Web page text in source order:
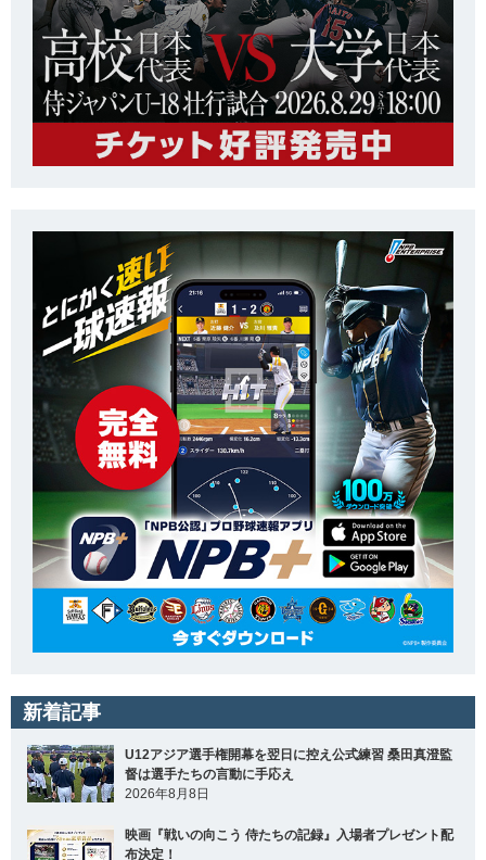
新着記事
U12アジア選手権開幕を翌日に控え公式練習 桑田真澄監
督は選手たちの言動に手応え
2026年8月8日
映画『戦いの向こう 侍たちの記録』入場者プレゼント配
布決定！